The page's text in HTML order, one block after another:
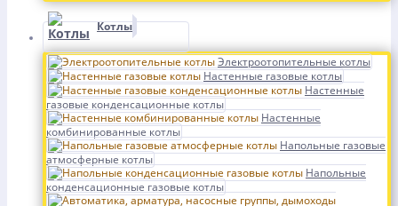
Котлы
Электроотопительные котлы
Настенные газовые котлы
Настенные
газовые конденсационные котлы
Настенные
комбинированные котлы
Напольные газовые
атмосферные котлы
Напольные
конденсационные газовые котлы